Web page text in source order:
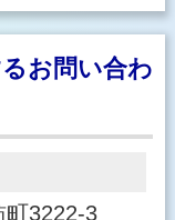
お問い合わ
町3222-3